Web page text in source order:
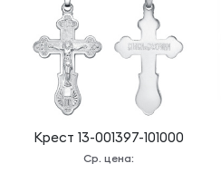
Крест 13-001397-101000
Ср. цена: